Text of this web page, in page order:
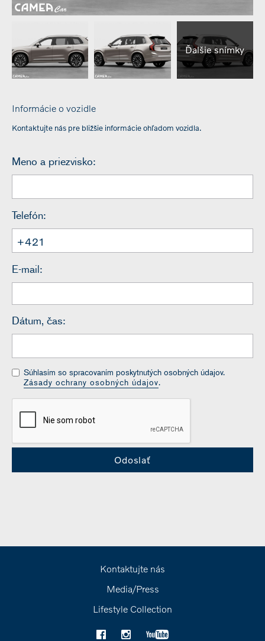
Ďalšie snímky
Informácie o vozidle
Kontaktujte nás pre bližšie informácie ohľadom vozidla.
Meno a priezvisko:
Telefón:
E-mail:
Dátum, čas:
Súhlasím so spracovaním poskytnutých osobných údajov.
Zásady ochrany osobných údajov.
Kontaktujte nás
Media/Press
Lifestyle Collection